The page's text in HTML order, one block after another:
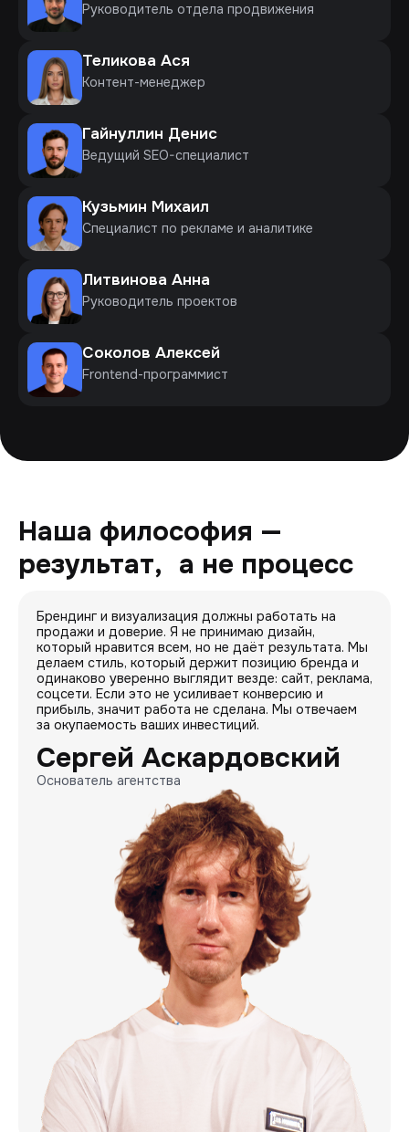
Руководитель отдела продвижения
Теликова Ася
Контент-менеджер
Гайнуллин Денис
Ведущий SEO-специалист
Кузьмин Михаил
Специалист по рекламе и аналитике
Литвинова Анна
Руководитель проектов
Соколов Алексей
Frontend-программист
Наша философия —
результат, а не процесс
Брендинг и визуализация должны работать на
продажи и доверие. Я не принимаю дизайн,
который нравится всем, но не даёт результата. Мы
делаем стиль, который держит позицию бренда и
одинаково уверенно выглядит везде: сайт, реклама,
соцсети. Если это не усиливает конверсию и
прибыль, значит работа не сделана. Мы отвечаем
за окупаемость ваших инвестиций.
Сергей Аскардовский
Основатель агентства